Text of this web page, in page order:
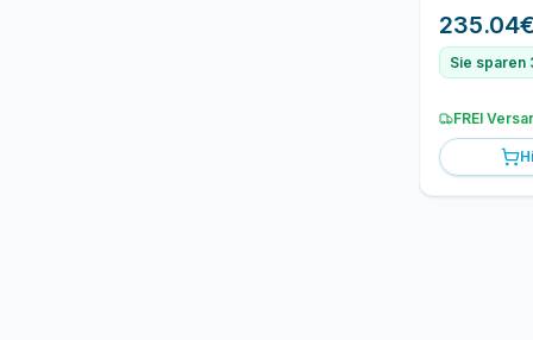
235.04€
Sie sparen
FREI